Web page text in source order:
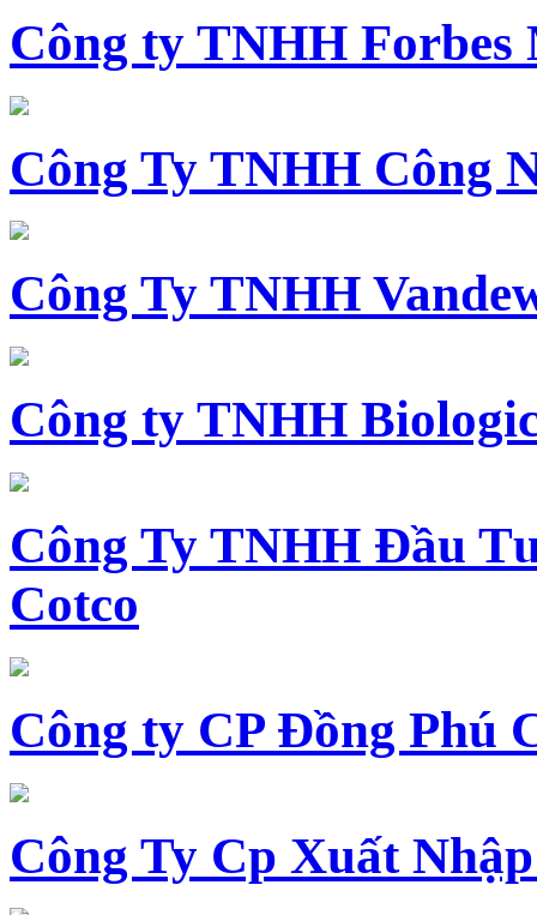
Công ty TNHH
Công Ty TNHH Công
Công Ty TNHH
Công ty TNHH
Công Ty TNHH Đầu
Cotco
Công ty CP Đồng Phú
Công Ty Cp Xuất